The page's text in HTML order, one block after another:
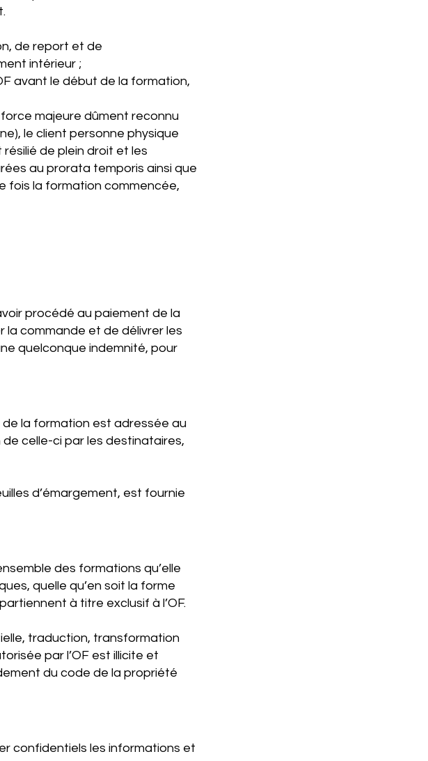
de report et de
intérieur ;
avant le début de la formation,
majeure dûment reconnu
le client personne physique
de plein droit et les
au prorata temporis ainsi que
fois la formation commencée,
procédé au paiement de la
la commande et de délivrer les
quelconque indemnité, pour
la formation est adressée au
celle-ci par les destinataires,
d’émargement, est fournie
des formations qu’elle
quelle qu’en soit la forme
à titre exclusif à l’OF.
traduction, transformation
par l’OF est illicite et
du code de la propriété
confidentiels les informations et